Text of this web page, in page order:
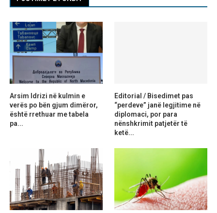
Arsim Idrizi në kulmin e
verës po bën gjum dimëror,
është rrethuar me tabela
pa...
Editorial / Bisedimet pas
“perdeve” janë legjitime në
diplomaci, por para
nënshkrimit patjetër të
ketë...